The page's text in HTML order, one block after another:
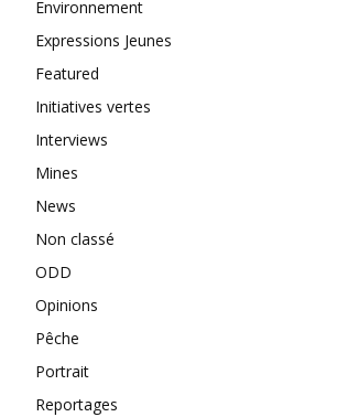
Environnement
Expressions Jeunes
Featured
Initiatives vertes
Interviews
Mines
News
Non classé
ODD
Opinions
Pêche
Portrait
Reportages